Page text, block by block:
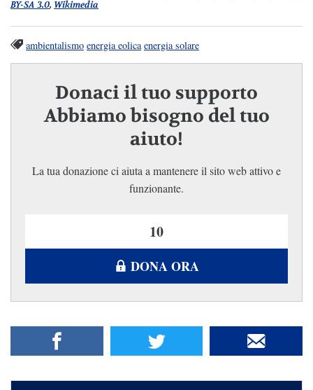
BY-SA 3.0, Wikimedia
ambientalismo energia eolica energia solare
Donaci il tuo supporto
Abbiamo bisogno del tuo
aiuto!
La tua donazione ci aiuta a mantenere il sito web attivo e
funzionante.
DONA ORA